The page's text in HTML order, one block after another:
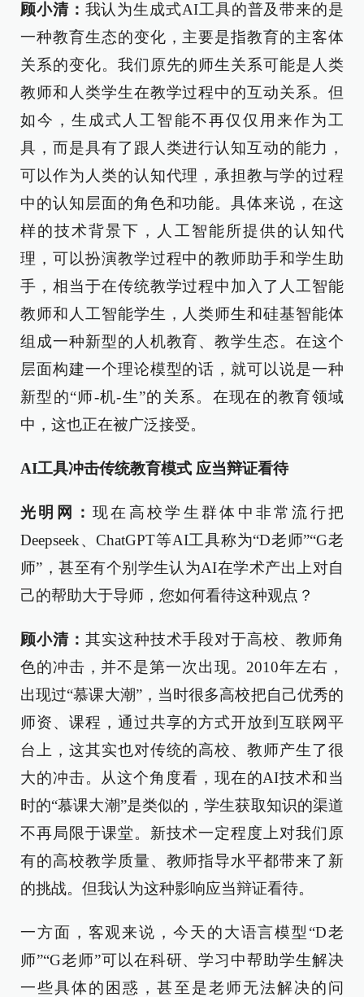
顾小清： 我认为生成式AI工具的普及带来的是
一种教育生态的变化，主要是指教育的主客体
关系的变化。我们原先的师生关系可能是人类
教师和人类学生在教学过程中的互动关系。但
如今，生成式人工智能不再仅仅用来作为工
具，而是具有了跟人类进行认知互动的能力，
可以作为人类的认知代理，承担教与学的过程
中的认知层面的角色和功能。具体来说，在这
样的技术背景下，人工智能所提供的认知代
理，可以扮演教学过程中的教师助手和学生助
手，相当于在传统教学过程中加入了人工智能
教师和人工智能学生，人类师生和硅基智能体
组成一种新型的人机教育、教学生态。在这个
层面构建一个理论模型的话，就可以说是一种
新型的“师-机-生”的关系。在现在的教育领域
中，这也正在被广泛接受。
AI工具冲击传统教育模式 应当辩证看待
光明网：现在高校学生群体中非常流行把
Deepseek、ChatGPT等AI工具称为“D老师”“G老
师”，甚至有个别学生认为AI在学术产出上对自
己的帮助大于导师，您如何看待这种观点？
顾小清： 其实这种技术手段对于高校、教师角
色的冲击，并不是第一次出现。2010年左右，
出现过“慕课大潮”，当时很多高校把自己优秀的
师资、课程，通过共享的方式开放到互联网平
台上，这其实也对传统的高校、教师产生了很
大的冲击。从这个角度看，现在的AI技术和当
时的“慕课大潮”是类似的，学生获取知识的渠道
不再局限于课堂。新技术一定程度上对我们原
有的高校教学质量、教师指导水平都带来了新
的挑战。但我认为这种影响应当辩证看待。
一方面，客观来说，今天的大语言模型“D老
师”“G老师”可以在科研、学习中帮助学生解决
一些具体的困惑，甚至是老师无法解决的问